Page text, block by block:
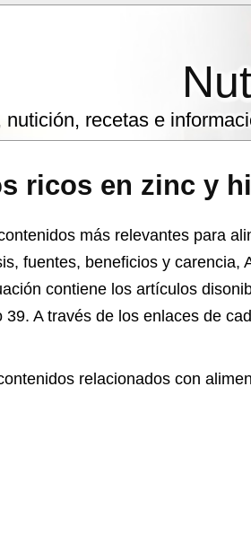
ricos en zinc y
nutición, recetas e
más relevantes para
fuentes, beneficios y carencia,
contiene los artículos
A través de los enlaces de
relacionados con